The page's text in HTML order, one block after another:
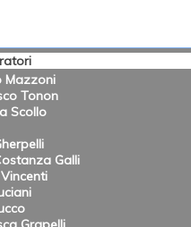
Mazzoni
Tonon
Scollo
Galli
Vincenti